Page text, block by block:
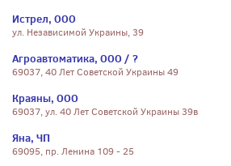
Истрел, ООО
ул. Независимой Украины, 39
Агроавтоматика, ООО / ?
69037, 40 Лет Советской Украины 49
Краяны, ООО
69037, ул. 40 Лет Советской Украины 39в
Яна, ЧП
69095, пр. Ленина 109 - 25